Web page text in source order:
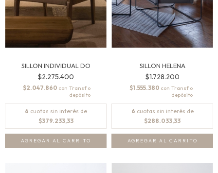
SILLON INDIVIDUAL DO
$2.275.400
$2.047.860 con
6 cuotas sin interés de
$379.233,33
SILLON HELENA
$1.728.200
$1.555.380 con
6 cuotas sin interés de
$288.033,33